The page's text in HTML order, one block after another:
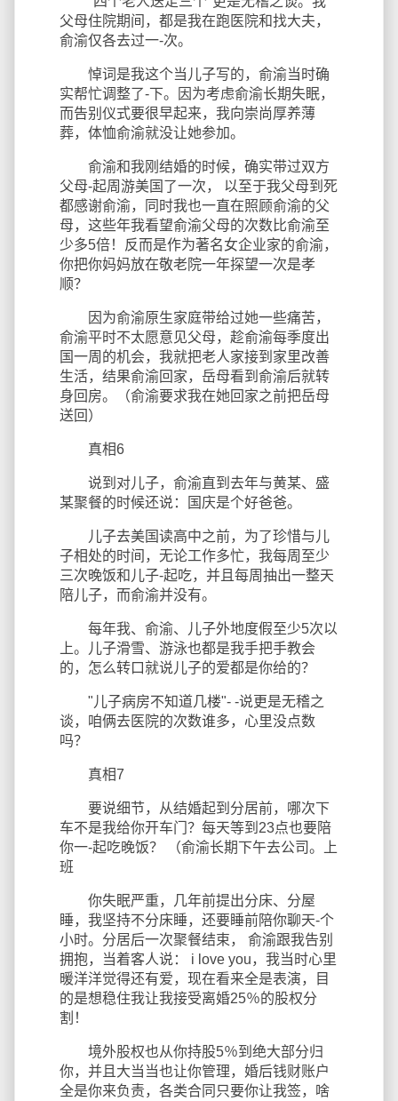
父母住院期间，都是我在跑医院和找大夫，
俞渝仅各去过一-次。
悼词是我这个当儿子写的，俞渝当时确
实帮忙调整了-下。因为考虑俞渝长期失眠，
而告别仪式要很早起来，我向崇尚厚养薄
葬，体恤俞渝就没让她参加。
俞渝和我刚结婚的时候，确实带过双方
父母-起周游美国了一次， 以至于我父母到死
都感谢俞渝，同时我也一直在照顾俞渝的父
母，这些年我看望俞渝父母的次数比俞渝至
少多5倍！反而是作为著名女企业家的俞渝，
你把你妈妈放在敬老院一年探望一次是孝
顺？
因为俞渝原生家庭带给过她一些痛苦，
俞渝平时不太愿意见父母，趁俞渝每季度出
国一周的机会，我就把老人家接到家里改善
生活，结果俞渝回家，岳母看到俞渝后就转
身回房。（俞渝要求我在她回家之前把岳母
送回）
真相6
说到对儿子，俞渝直到去年与黄某、盛
某聚餐的时候还说：国庆是个好爸爸。
儿子去美国读高中之前，为了珍惜与儿
子相处的时间，无论工作多忙，我每周至少
三次晚饭和儿子-起吃，并且每周抽出一整天
陪儿子，而俞渝并没有。
每年我、俞渝、儿子外地度假至少5次以
上。儿子滑雪、游泳也都是我手把手教会
的，怎么转口就说儿子的爱都是你给的？
"儿子病房不知道几楼"- -说更是无稽之
谈，咱俩去医院的次数谁多，心里没点数
吗？
真相7
要说细节，从结婚起到分居前，哪次下
车不是我给你开车门？每天等到23点也要陪
你一-起吃晚饭？ （俞渝长期下午去公司。上
班
你失眠严重，几年前提出分床、分屋
睡，我坚持不分床睡，还要睡前陪你聊天-个
小时。分居后一次聚餐结束， 俞渝跟我告别
拥抱，当着客人说： i love you，我当时心里
暖洋洋觉得还有爱，现在看来全是表演，目
的是想稳住我让我接受离婚25％的股权分
割！
境外股权也从你持股5％到绝大部分归
你，并且大当当也让你管理，婚后钱财账户
全是你来负责，各类合同只要你让我签，啥